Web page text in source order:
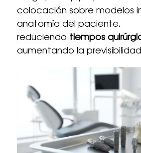
colocación sobre modelos
anatomía del paciente,
reduciendo tiempos
aumentando la